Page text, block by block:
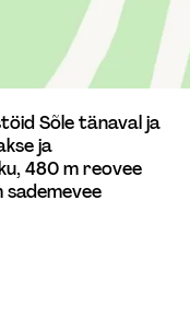
Sõle tänaval ja
ja
480 m reovee